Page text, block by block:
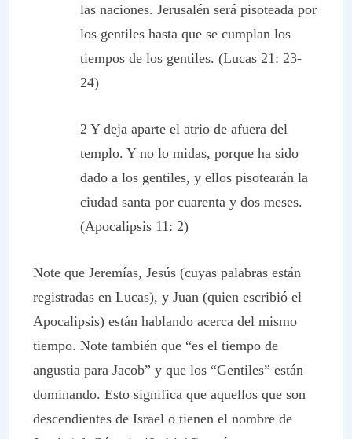
las naciones. Jerusalén será pisoteada por
los gentiles hasta que se cumplan los
tiempos de los gentiles. (Lucas 21: 23-
24)
2 Y deja aparte el atrio de afuera del
templo. Y no lo midas, porque ha sido
dado a los gentiles, y ellos pisotearán la
ciudad santa por cuarenta y dos meses.
(Apocalipsis 11: 2)
Note que Jeremías, Jesús (cuyas palabras están
registradas en Lucas), y Juan (quien escribió el
Apocalipsis) están hablando acerca del mismo
tiempo. Note también que “es el tiempo de
angustia para Jacob” y que los “Gentiles” están
dominando. Esto significa que aquellos que son
descendientes de Israel o tienen el nombre de